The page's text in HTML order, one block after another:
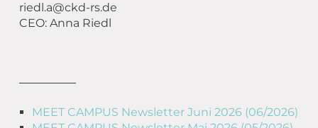
riedl.a@ckd-rs.de
CEO: Anna Riedl
MEET CAMPUS Newsletter Juni 2026 (06/2026)